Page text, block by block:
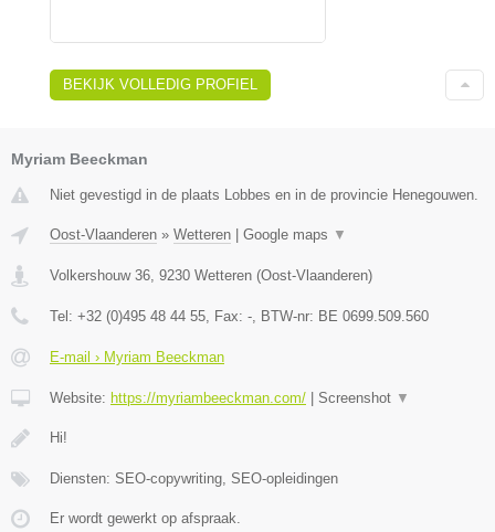
BEKIJK VOLLEDIG PROFIEL
Myriam Beeckman
Niet gevestigd in de plaats Lobbes en in de provincie Henegouwen.
Oost-Vlaanderen » Wetteren Google maps ▼
Volkershouw 36, 9230 Wetteren (Oost-Vlaanderen)
Tel: +32 (0)495 48 44 55, Fax: -, BTW-nr: BE 0699.509.560
E-mail › Myriam Beeckman
Website: https://myriambeeckman.com/ Screenshot ▼
Hi!
Diensten: SEO-copywriting, SEO-opleidingen
Er wordt gewerkt op afspraak.